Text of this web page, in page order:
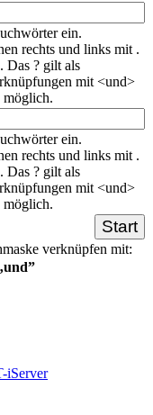
ein.
rechts und links mit .
Das ? gilt als
mit <und>
möglich.
ein.
rechts und links mit .
Das ? gilt als
mit <und>
möglich.
verknüpfen mit: